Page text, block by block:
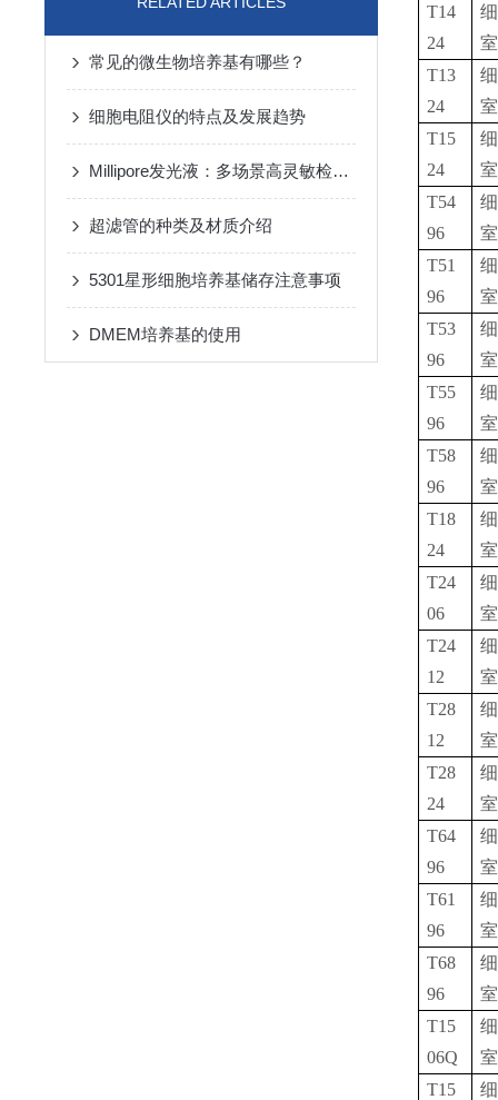
常见的微生物培养基有哪些？
细胞电阻仪的特点及发展趋势
Millipore发光液：多场景高灵敏检测的核心试剂支撑
超滤管的种类及材质介绍
5301星形细胞培养基储存注意事项
DMEM培养基的使用
T14
24
室
T13
24
室
T15
24
室
T54
96
室
T51
96
室
T53
96
室
T55
96
室
T58
96
室
T18
24
室
T24
06
室
T24
12
室
T28
12
室
T28
24
室
T64
96
室
T61
96
室
T68
96
室
T15
06Q
T15